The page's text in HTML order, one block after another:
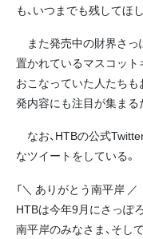
も、いつまでも残してほ
また発売中の財界さっ
置かれているマスコット
おこなっていた人たちも
発内容にも注目が集まる
なお、HTBの公式
なツイートをしている。
「＼ ありがとう南平岸 ／
HTBは今年9月にさっぽ
南平岸のみなさま、そし